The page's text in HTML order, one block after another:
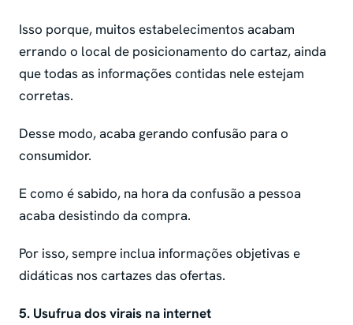
Isso porque, muitos estabelecimentos acabam
errando o local de posicionamento do cartaz, ainda
que todas as informações contidas nele estejam
corretas.
Desse modo, acaba gerando confusão para o
consumidor.
E como é sabido, na hora da confusão a pessoa
acaba desistindo da compra.
Por isso, sempre inclua informações objetivas e
didáticas nos cartazes das ofertas.
5. Usufrua dos virais na internet